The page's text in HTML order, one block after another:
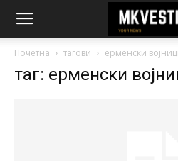
Почетна тагови ерменски
таг: ерменски